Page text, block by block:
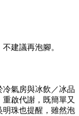
建議再泡腳。
氣房與冰飲／冰品
啟代謝，既簡單又
明珠也提醒，雖然泡